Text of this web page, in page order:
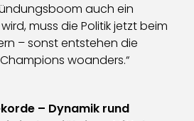
auch ein
muss die Politik jetzt beim
– sonst entstehen die
woanders.“
– Dynamik rund